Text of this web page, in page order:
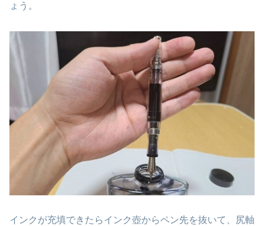
ょう。
インクが充填できたらインク壺からペン先を抜いて、尻軸